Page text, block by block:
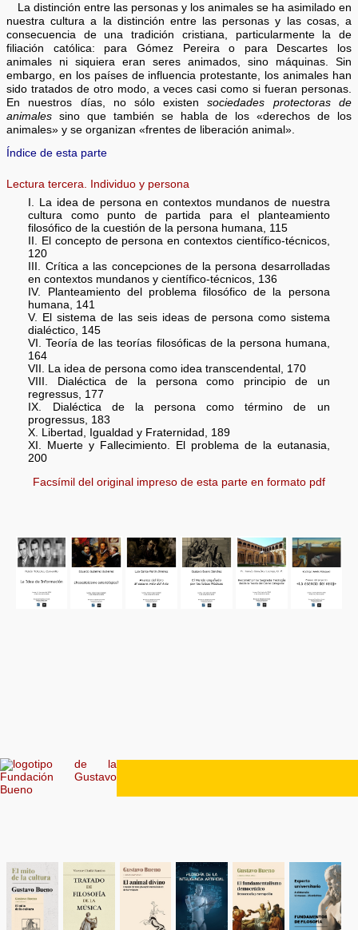
La distinción entre las personas y los animales se ha asimilado en
nuestra cultura a la distinción entre las personas y las cosas, a
consecuencia de una tradición cristiana, particularmente la de
filiación católica: para Gómez Pereira o para Descartes los
animales ni siquiera eran seres animados, sino máquinas. Sin
embargo, en los países de influencia protestante, los animales han
sido tratados de otro modo, a veces casi como si fueran personas.
En nuestros días, no sólo existensociedades protectoras de
animales sino que también se habla de los «derechos de los
animales» y se organizan «frentes de liberación animal».
Índice de esta parte
Lectura tercera. Individuo y persona
I. La idea de persona en contextos mundanos de nuestra
cultura como punto de partida para el planteamiento
filosófico de la cuestión de la persona humana, 115
II. El concepto de persona en contextos científico-técnicos,
120
III. Crítica a las concepciones de la persona desarrolladas
en contextos mundanos y científico-técnicos, 136
IV. Planteamiento del problema filosófico de la persona
humana, 141
V. El sistema de las seis ideas de persona como sistema
dialéctico, 145
VI. Teoría de las teorías filosóficas de la persona humana,
164
VII. La idea de persona como idea transcendental, 170
VIII. Dialéctica de la persona como principio de un
regressus, 177
IX. Dialéctica de la persona como término de un
progressus, 183
X. Libertad, Igualdad y Fraternidad, 189
XI. Muerte y Fallecimiento. El problema de la eutanasia,
200
Facsímil del original impreso de esta parte en formato pdf